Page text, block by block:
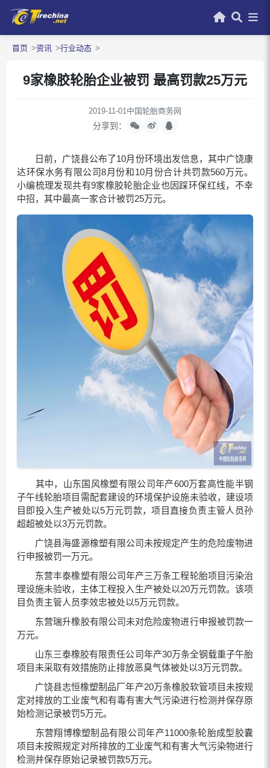
首页 资讯 行业动态
9家橡胶轮胎企业被罚 最高罚款25万元
2019-11-01中国轮胎商务网
分享到：
日前，广饶县公布了10月份环境出发信息，其中广饶康
达环保水务有限公司8月份和10月份合计共罚款560万元。
小编梳理发现共有9家橡胶轮胎企业也因踩环保红线，不幸
中招，其中最高一家合计被罚25万元。
其中，山东国风橡塑有限公司年产600万套高性能半钢
子午线轮胎项目需配套建设的环境保护设施未验收，建设项
目即投入生产被处以5万元罚款，项目直接负责主管人员孙
超超被处以3万元罚款。
广饶县海盛源橡塑有限公司未按规定产生的危险废物进
行申报被罚一万元。
东营丰泰橡塑有限公司年产三万条工程轮胎项目污染治
理设施未验收，主体工程投入生产被处以20万元罚款。该项
目负责主管人员李效忠被处以5万元罚款。
东营瑞升橡胶有限公司未对危险废物进行申报被罚款一
万元。
山东三泰橡胶有限责任公司年产30万条全钢载重子午胎
项目未采取有效措施防止排放恶臭气体被处以3万元罚款。
广饶县志恒橡塑制品厂年产20万条橡胶软管项目未按规
定对排放的工业废气和有毒有害大气污染进行检测并保存原
始检测记录被罚5万元。
东营翔博橡塑制品有限公司年产11000条轮胎成型胶囊
项目未按照规定对所排放的工业废气和有害大气污染物进行
检测并保存原始记录被罚款5万元。